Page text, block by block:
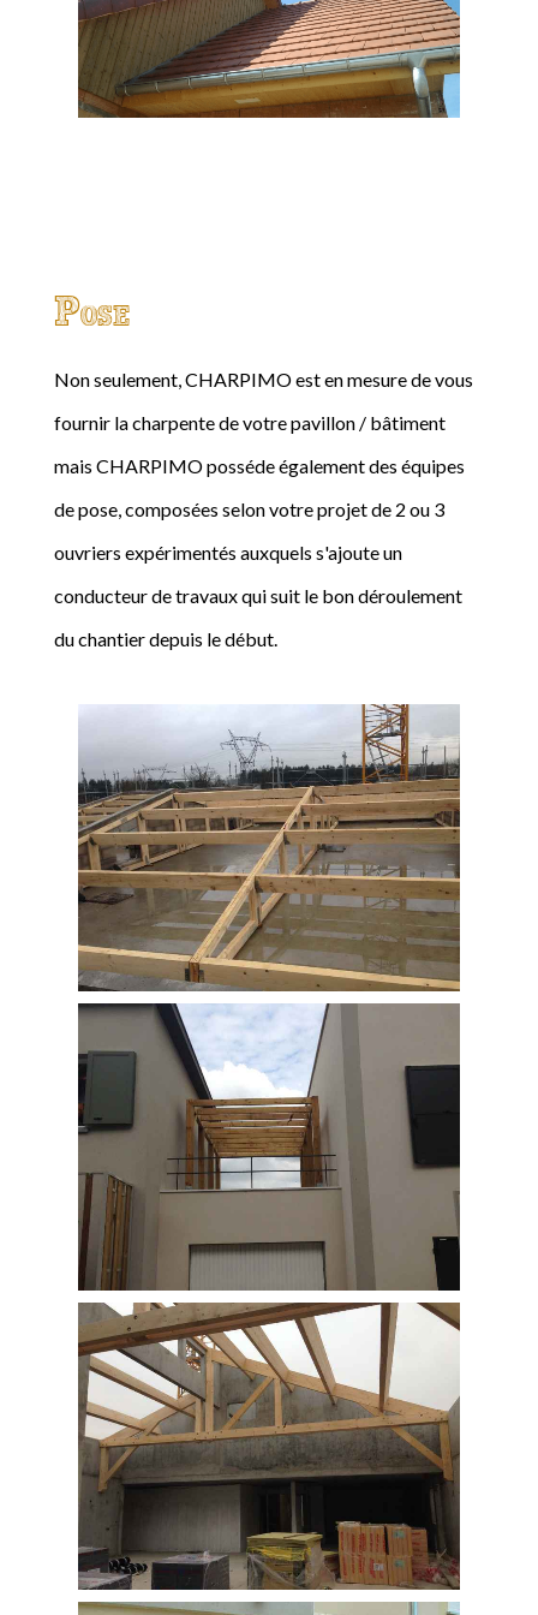
Pose
Non seulement, CHARPIMO est en mesure de vous
fournir la charpente de votre pavillon / bâtiment
mais CHARPIMO posséde également des équipes
de pose, composées selon votre projet de 2 ou 3
ouvriers expérimentés auxquels s'ajoute un
conducteur de travaux qui suit le bon déroulement
du chantier depuis le début.